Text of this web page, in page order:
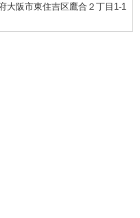
大阪市東住吉区鷹合２丁目1-1